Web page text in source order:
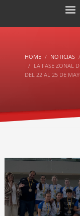
HOME NOTICIAS
LA FASE ZONAL
DEL 22 AL 25 DE